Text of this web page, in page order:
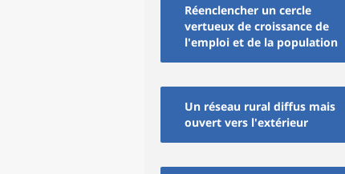
Réenclencher un cercle
vertueux de croissance de
l'emploi et de la population
Un réseau rural diffus mais
ouvert vers l'extérieur